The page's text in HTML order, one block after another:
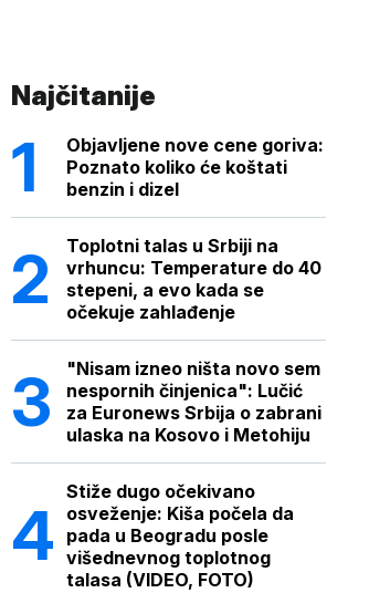
Najčitanije
Objavljene nove cene goriva:
Poznato koliko će koštati
benzin i dizel
Toplotni talas u Srbiji na
vrhuncu: Temperature do 40
stepeni, a evo kada se
očekuje zahlađenje
"Nisam izneo ništa novo sem
nespornih činjenica": Lučić
za Euronews Srbija o zabrani
ulaska na Kosovo i Metohiju
Stiže dugo očekivano
osveženje: Kiša počela da
pada u Beogradu posle
višednevnog toplotnog
talasa (VIDEO, FOTO)